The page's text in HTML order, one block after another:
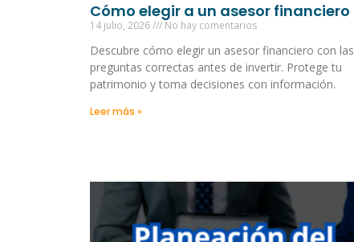
Cómo elegir a un asesor financiero
14 julio, 2026 No hay comentarios
Descubre cómo elegir un asesor financiero con las
preguntas correctas antes de invertir. Protege tu
patrimonio y toma decisiones con información.
Leer más »